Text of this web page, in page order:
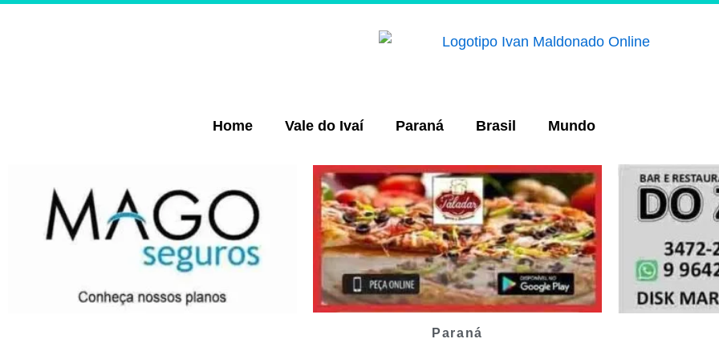
Home Vale do Ivaí Paraná Brasil Mundo
Paraná